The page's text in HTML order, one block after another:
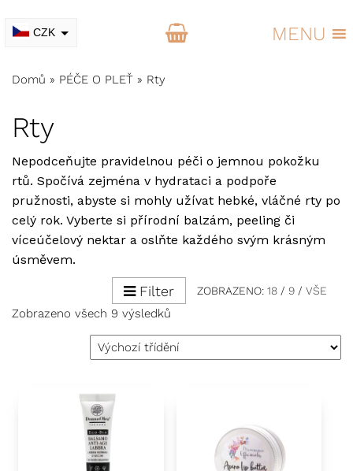
CZK MENU
Domů » PÉČE O PLEŤ » Rty
Rty
Nepodceňujte pravidelnou péči o jemnou pokožku
rtů. Spočívá zejména v hydrataci a podpoře
pružnosti, abyste si mohly užívat hebké, vláčné rty po
celý rok. Vyberte si přírodní balzám, peeling či
víceúčelový nektar a oslňte každého svým krásným
úsměvem.
ZOBRAZENO: 18 / 9 / VŠE
Filter
Zobrazeno všech 9 výsledků